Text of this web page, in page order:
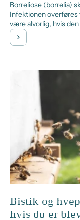
Borreliose (borrelia)
Infektionen overføres
være alvorlig, hvis den
Bistik og
hvis du er